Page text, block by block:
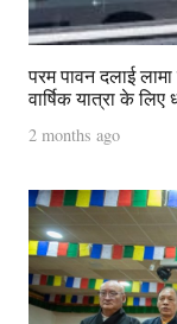
परम पावन दलाई
वार्षिक यात्रा के लिए
2 months ago